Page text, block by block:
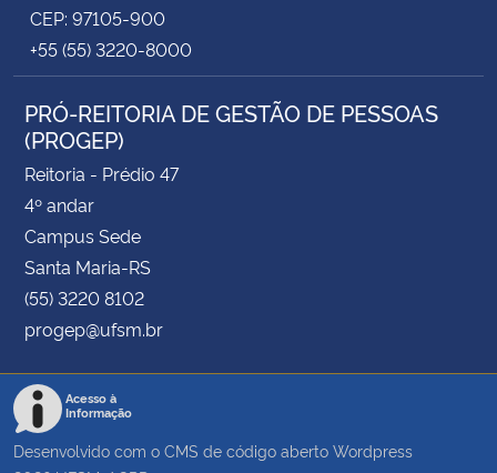
CEP: 97105-900
+55 (55) 3220-8000
PRÓ-REITORIA DE GESTÃO DE PESSOAS
(PROGEP)
Reitoria - Prédio 47
4º andar
Campus Sede
Santa Maria-RS
(55) 3220 8102
progep@ufsm.br
Acesso à
Informação
Desenvolvido com o CMS de código aberto Wordpress